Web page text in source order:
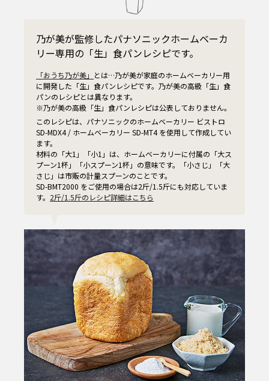
乃が美が監修したパナソニックホームベーカ
リー専用の「生」食パンレシピです。
「おうち乃が美」 とは…乃が美が家庭のホームベーカリー用
に開発した「生」食パンレシピです。乃が美の高級「生」食
パンのレシピとは異なります。
※乃が美の高級「生」食パンレシピは公表しておりません。
このレシピは、パナソニックのホームベーカリー ビストロ
SD-MDX4 / ホームベーカリー SD-MT4 を使用して作成してい
ます。
材料の「大1」「小1」は、ホームベーカリーに付属の「大ス
プーン1杯」「小スプーン1杯」の意味です。「小さじ」「大
さじ」は市販の計量スプーンのことです。
SD-BMT2000 をご使用の場合は2斤/1.5斤にも対応していま
す。 2斤/1.5斤のレシピ詳細はこちら